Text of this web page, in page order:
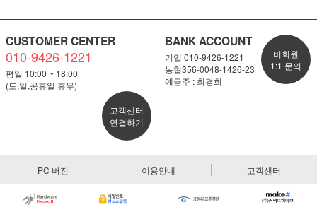
CUSTOMER CENTER
010-9426-1221
평일 10:00 ~ 18:00
(토,일,공휴일 휴무)
고객센터
연결하기
BANK ACCOUNT
기업 010-9426-1221
농협356-0048-1426-23
예금주 : 최경희
비회원
1:1 문의
PC 버전 이용안내 고객센터